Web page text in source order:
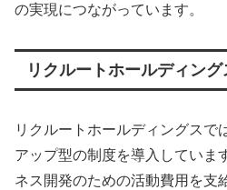
の実現につながっています。
リクルートホールディング
リクルートホールディングスで
アップ型の制度を導入していま
ネス開発のための活動費用を支